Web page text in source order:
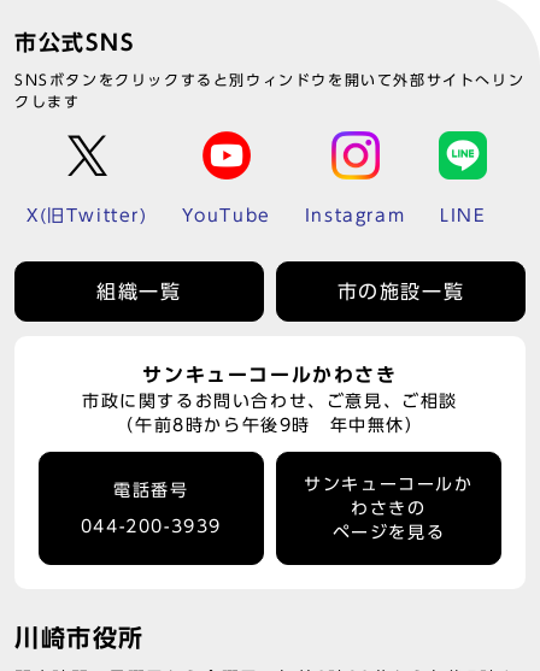
市公式SNS
SNSボタンをクリックすると別ウィンドウを開いて外部サイトへリン
クします
X(旧Twitter) YouTube Instagram LINE
組織一覧 市の施設一覧
サンキューコールかわさき
市政に関するお問い合わせ、ご意見、ご相談
（午前8時から午後9時 年中無休）
電話番号
044-200-3939
サンキューコールか
わさきの
ページを見る
川崎市役所